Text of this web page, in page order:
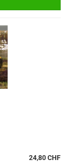
24,80 CHF